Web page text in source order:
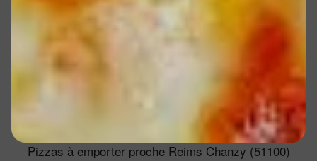
Pizzas à emporter proche Reims Chanzy (51100)